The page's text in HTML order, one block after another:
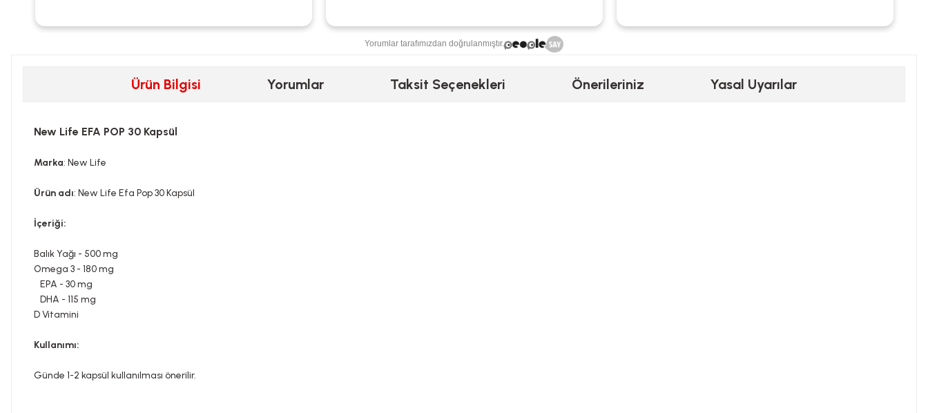
Yorumlar tarafımızdan doğrulanmıştır.
Ürün Bilgisi Yorumlar Taksit Seçenekleri Önerileriniz Yasal Uyarılar
New Life EFA POP 30 Kapsül
Marka: New Life
Ürün adı: New Life Efa Pop 30 Kapsül
İçeriği:
Balık Yağı - 500 mg
Omega 3 - 180 mg
EPA - 30 mg
DHA - 115 mg
D Vitamini
Kullanımı:
Günde 1-2 kapsül kullanılması önerilir.